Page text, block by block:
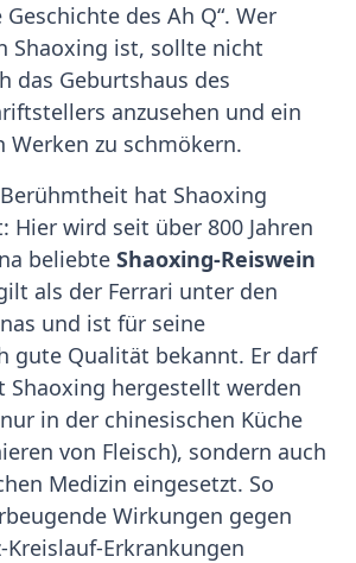
des Ah Q“. Wer
Shaoxing ist, sollte nicht
das Geburtshaus des
anzusehen und ein
Werken zu schmökern.
hat Shaoxing
Hier wird seit über 800 Jahren
beliebte Shaoxing-Reiswein
als der Ferrari unter den
und ist für seine
gute Qualität bekannt. Er darf
Shaoxing hergestellt werden
in der chinesischen Küche
von Fleisch), sondern auch
Medizin eingesetzt. So
Wirkungen gegen
Kreislauf-Erkrankungen